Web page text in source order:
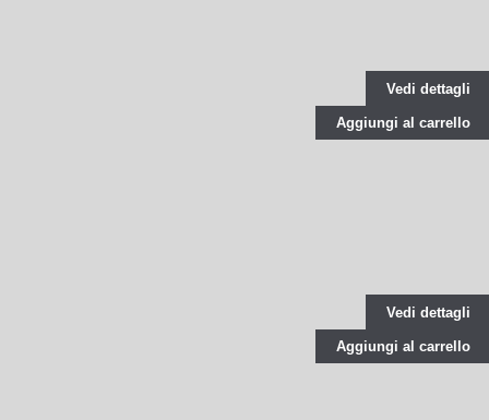
Vedi dettagli
Aggiungi al carrello
Vedi dettagli
Aggiungi al carrello